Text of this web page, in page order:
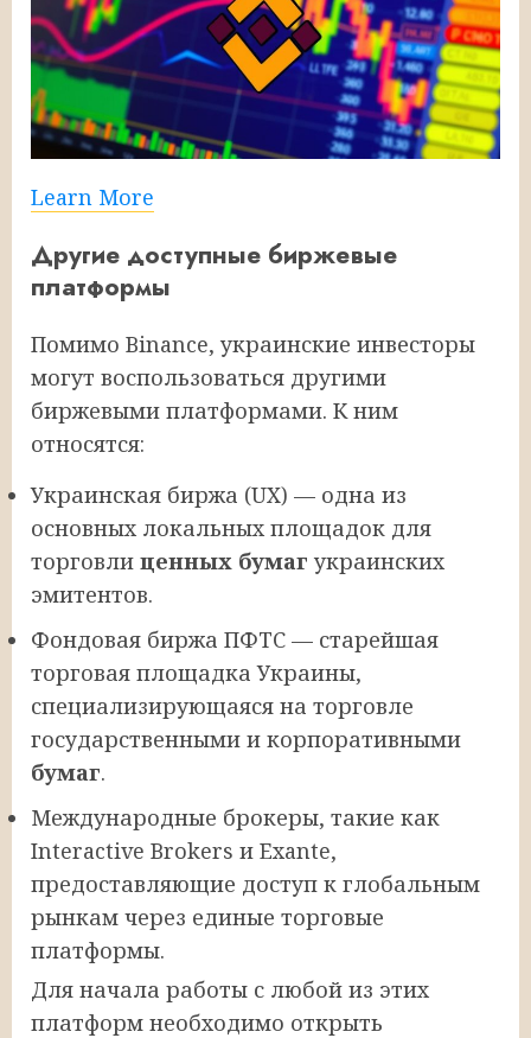
Learn More
Другие доступные биржевые
платформы
Помимо Binance, украинские инвесторы
могут воспользоваться другими
биржевыми платформами. К ним
относятся:
Украинская биржа (UX) — одна из
основных локальных площадок для
торговли ценных бумаг украинских
эмитентов.
Фондовая биржа ПФТС — старейшая
торговая площадка Украины,
специализирующаяся на торговле
государственными и корпоративными
бумаг.
Международные брокеры, такие как
Interactive Brokers и Exante,
предоставляющие доступ к глобальным
рынкам через единые торговые
платформы.
Для начала работы с любой из этих
платформ необходимо открыть